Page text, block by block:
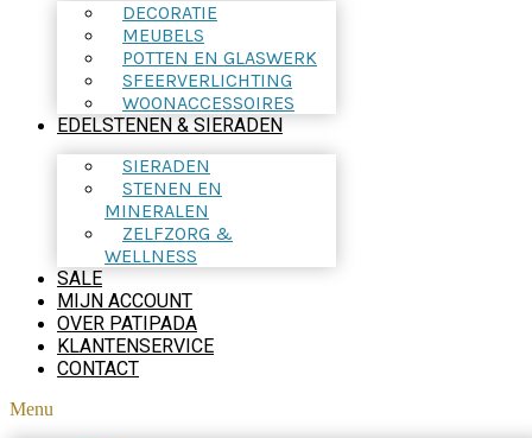
DECORATIE
MEUBELS
POTTEN EN GLASWERK
SFEERVERLICHTING
WOONACCESSOIRES
EDELSTENEN & SIERADEN
SIERADEN
STENEN EN
MINERALEN
ZELFZORG &
WELLNESS
SALE
MIJN ACCOUNT
OVER PATIPADA
KLANTENSERVICE
CONTACT
Menu